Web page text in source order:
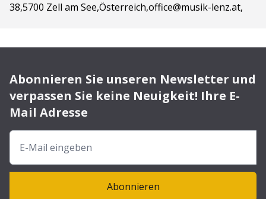
38,5700 Zell am See,Österreich,office@musik-lenz.at,
Abonnieren Sie unseren Newsletter und
verpassen Sie keine Neuigkeit! Ihre E-
Mail Adresse
Abonnieren